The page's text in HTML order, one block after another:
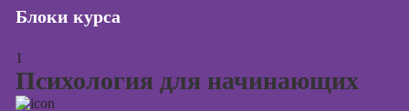
сайтов (seo-
продвижение
Блоки курса
1
Психология для начинающих